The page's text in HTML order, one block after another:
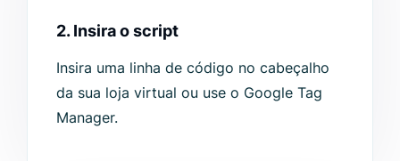
2. Insira o script
Insira uma linha de código no cabeçalho
da sua loja virtual ou use o Google Tag
Manager.